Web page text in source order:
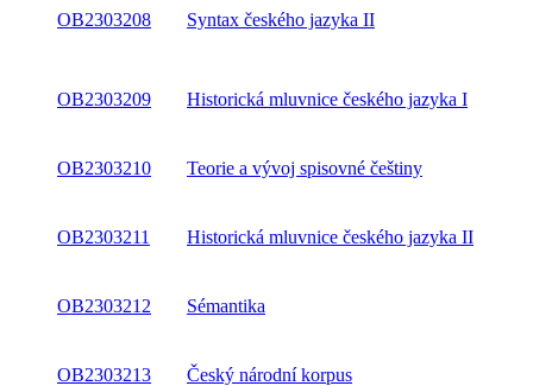
OB2303208 Syntax českého jazyka II
OB2303209 Historická mluvnice českého jazyka I
OB2303210 Teorie a vývoj spisovné češtiny
OB2303211 Historická mluvnice českého jazyka II
OB2303212 Sémantika
OB2303213 Český národní korpus